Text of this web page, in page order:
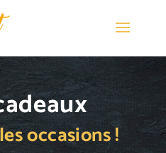
occasions !